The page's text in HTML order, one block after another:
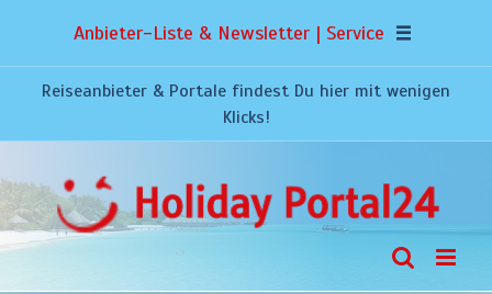
springen
Anbieter-Liste & Newsletter | Service
Reiseanbieter & Portale findest Du hier mit wenigen
Klicks!